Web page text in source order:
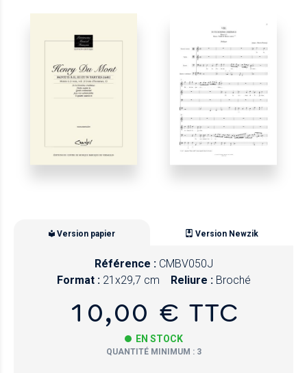
Version papier Version Newzik
Référence : CMBV050J
Format : 21x29,7 cm Reliure : Broché
10,00 € TTC
EN STOCK
QUANTITÉ MINIMUM : 3